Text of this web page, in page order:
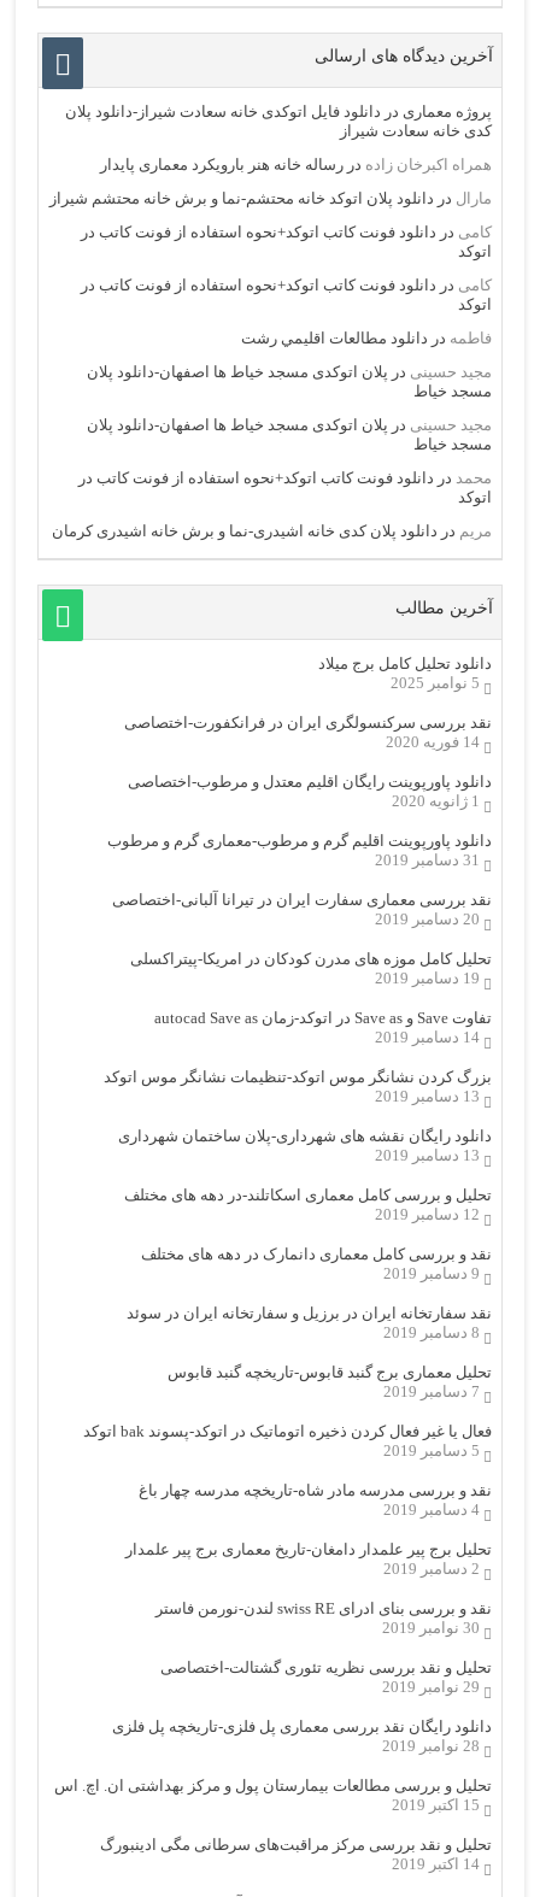
آخرین دیدگاه های ارسالی
پروژه معماری در دانلود فایل اتوکدی خانه سعادت شیراز-دانلود پلان
کدی خانه سعادت شیراز
همراه اکبرخان زاده دررساله خانه هنر بارویکرد معماری پایدار
مارال در دانلود پلان اتوکد خانه محتشم-نما و برش خانه محتشم شیراز
کامی در دانلود فونت کاتب اتوکد+نحوه استفاده از فونت کاتب در
اتوکد
کامی در دانلود فونت کاتب اتوکد+نحوه استفاده از فونت کاتب در
اتوکد
فاطمه در دانلود مطالعات اقليمي رشت
مجید حسینی در پلان اتوکدی مسجد خیاط ها اصفهان-دانلود پلان
مسجد خیاط
مجید حسینی در پلان اتوکدی مسجد خیاط ها اصفهان-دانلود پلان
مسجد خیاط
محمد در دانلود فونت کاتب اتوکد+نحوه استفاده از فونت کاتب در
اتوکد
مریم در دانلود پلان کدی خانه اشیدری-نما و برش خانه اشیدری کرمان
آخرین مطالب
دانلود تحلیل کامل برج میلاد
5 نوامبر 2025
نقد بررسی سرکنسولگری ایران در فرانکفورت-اختصاصی
14 فوریه 2020
دانلود پاورپوینت رایگان اقلیم معتدل و مرطوب-اختصاصی
1 ژانویه 2020
دانلود پاورپوینت اقلیم گرم و مرطوب-معماری گرم و مرطوب
31 دسامبر 2019
نقد بررسی معماری سفارت ایران در تیرانا آلبانی-اختصاصی
20 دسامبر 2019
تحلیل کامل موزه های مدرن کودکان در امریکا-پیتراکسلی
19 دسامبر 2019
تفاوت Save و Save as در اتوکد-زمان autocad Save as
14 دسامبر 2019
بزرگ کردن نشانگر موس اتوکد-تنظیمات نشانگر موس اتوکد
13 دسامبر 2019
دانلود رایگان نقشه های شهرداری-پلان ساختمان شهرداری
13 دسامبر 2019
تحلیل و بررسی کامل معماری اسکاتلند-در دهه های مختلف
12 دسامبر 2019
نقد و بررسی کامل معماری دانمارک در دهه های مختلف
9 دسامبر 2019
نقد سفارتخانه ایران در برزیل و سفارتخانه ایران در سوئد
8 دسامبر 2019
تحلیل معماری برج گنبد قابوس-تاریخچه گنبد قابوس
7 دسامبر 2019
فعال یا غیر فعال کردن ذخیره اتوماتیک در اتوکد-پسوند bak اتوکد
5 دسامبر 2019
نقد و بررسی مدرسه مادر شاه-تاریخچه مدرسه چهار باغ
4 دسامبر 2019
تحلیل برج پیر علمدار دامغان-تاریخ معماری برج پیر علمدار
2 دسامبر 2019
نقد و بررسی بنای ادرای swiss RE لندن-نورمن فاستر
30 نوامبر 2019
تحلیل و نقد بررسی نظریه تئوری گشتالت-اختصاصی
29 نوامبر 2019
دانلود رایگان نقد بررسی معماری پل فلزی-تاریخچه پل فلزی
28 نوامبر 2019
تحلیل و بررسی مطالعات بیمارستان پول و مرکز بهداشتی ان. اچ. اس
15 اکتبر 2019
تحلیل و نقد بررسی مرکز مراقبت‌های سرطانی مگی ادینبورگ
14 اکتبر 2019